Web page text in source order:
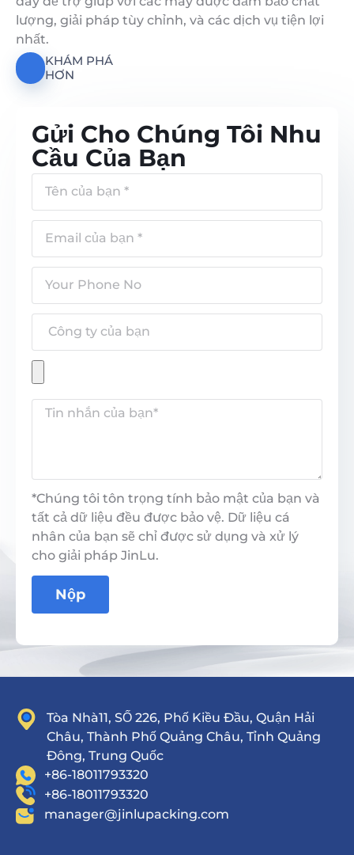
lượng, giải pháp tùy chỉnh, và các dịch vụ tiện lợi
nhất.
KHÁM PHÁ
HƠN
Gửi Cho Chúng Tôi Nhu
Cầu Của Bạn
*Chúng tôi tôn trọng tính bảo mật của bạn và
tất cả dữ liệu đều được bảo vệ. Dữ liệu cá
nhân của bạn sẽ chỉ được sử dụng và xử lý
cho giải pháp JinLu.
Nộp
Tòa Nhà11, SỐ 226, Phố Kiều Đầu, Quận Hải
Châu, Thành Phố Quảng Châu, Tỉnh Quảng
Đông, Trung Quốc
+86-18011793320
+86-18011793320
manager@jinlupacking.com